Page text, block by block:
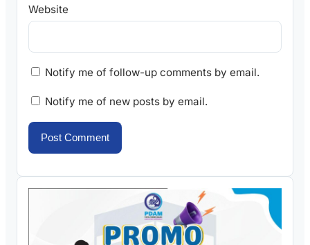
Website
Notify me of follow-up comments by email.
Notify me of new posts by email.